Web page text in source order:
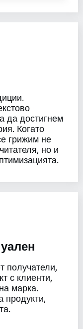
да достигнем
Когато
грижим не
но и
получатели,
с клиенти,
марка.
продукти,